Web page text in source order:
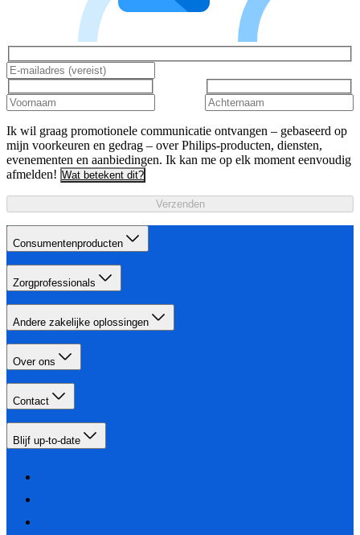
Ik wil graag promotionele communicatie ontvangen – gebaseerd op
mijn voorkeuren en gedrag – over Philips-producten, diensten,
evenementen en aanbiedingen. Ik kan me op elk moment eenvoudig
afmelden! Wat betekent dit?
Verzenden
Consumentenproducten
Zorgprofessionals
Andere zakelijke oplossingen
Over ons
Contact
Blijf up-to-date